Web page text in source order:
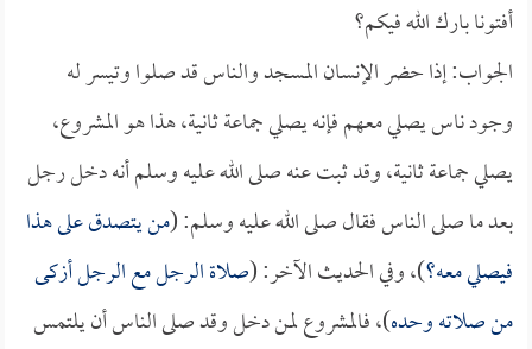
أفتونا بارك الله فيكم؟
الجواب: إذا حضر الإنسان المسجد والناس قد صلوا وتيسر له
وجود ناس يصلي معهم فإنه يصلي جماعة ثانية، هذا هو المشروع،
يصلي جماعة ثانية، وقد ثبت عنه صلى الله عليه وسلم أنه دخل رجل
بعد ما صلى الناس فقال صلى الله عليه وسلم: (من يتصدق على هذا
فيصلي معه؟)، وفي الحديث الآخر: (صلاة الرجل مع الرجل أزكى
من صلاته وحده)، فالمشروع لمن دخل وقد صلى الناس أن يلتمس